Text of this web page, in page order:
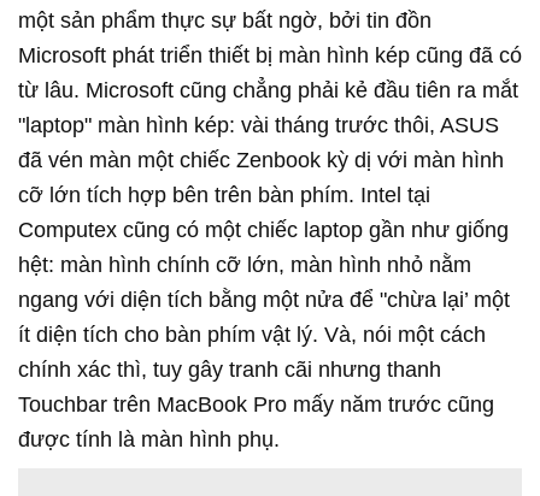
một sản phẩm thực sự bất ngờ, bởi tin đồn
Microsoft phát triển thiết bị màn hình kép cũng đã có
từ lâu. Microsoft cũng chẳng phải kẻ đầu tiên ra mắt
"laptop" màn hình kép: vài tháng trước thôi, ASUS
đã vén màn một chiếc Zenbook kỳ dị với màn hình
cỡ lớn tích hợp bên trên bàn phím. Intel tại
Computex cũng có một chiếc laptop gần như giống
hệt: màn hình chính cỡ lớn, màn hình nhỏ nằm
ngang với diện tích bằng một nửa để "chừa lại’ một
ít diện tích cho bàn phím vật lý. Và, nói một cách
chính xác thì, tuy gây tranh cãi nhưng thanh
Touchbar trên MacBook Pro mấy năm trước cũng
được tính là màn hình phụ.